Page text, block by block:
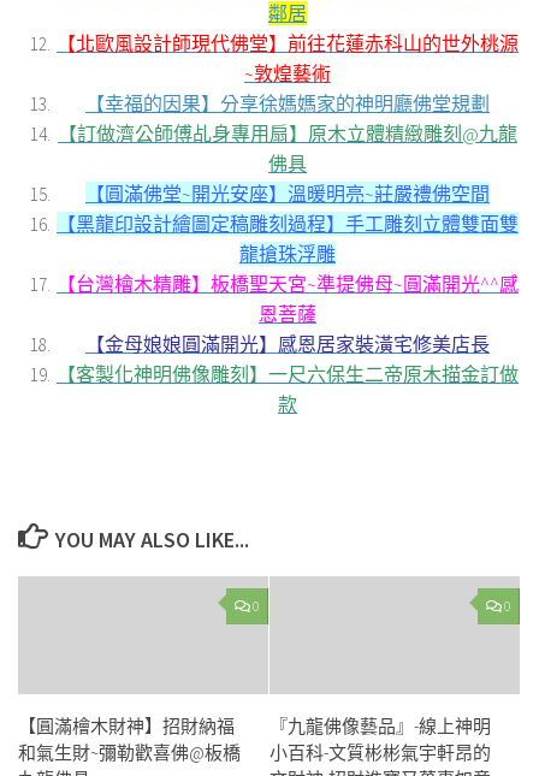
鄰居
【北歐風設計師現代佛堂】前往花蓮赤科山的世外桃源
~敦煌藝術
【幸福的因果】分享徐媽媽家的神明廳佛堂規劃
【訂做濟公師傅乩身專用扇】原木立體精緻雕刻@九龍
佛具
【圓滿佛堂~開光安座】溫暖明亮~莊嚴禮佛空間
【黑龍印設計繪圖定稿雕刻過程】手工雕刻立體雙面雙
龍搶珠浮雕
【台灣檜木精雕】板橋聖天宮~準提佛母~圓滿開光^^感
恩菩薩
【金母娘娘圓滿開光】感恩居家裝潢宅修美店長
【客製化神明佛像雕刻】一尺六保生二帝原木描金訂做
款
YOU MAY ALSO LIKE...
0
【圓滿檜木財神】招財納福
和氣生財~彌勒歡喜佛@板橋
0
『九龍佛像藝品』-線上神明
小百科-文質彬彬氣宇軒昂的